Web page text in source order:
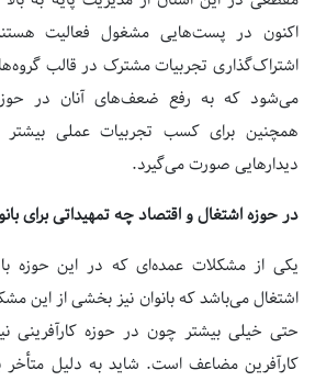
اکنون در پست‌هایی مشغول فعالیت
اشتراک‌گذاری تجربیات مشترک در قالب
می‌شود که به رفع ضعف‌های آنان در
همچنین برای کسب تجربیات عملی بیشتر
دیدارهایی صورت می‌گیرد.
در حوزه اشتغال و اقتصاد چه تمهیداتی برای
یکی از مشکلات عمده‌ای که در این حوزه
اشتغال می‌باشد که بانوان نیز بخشی از این
حتی خیلی بیشتر چون در حوزه کارآفرینی
کارآفرین مضاعف است. شاید به دلیل